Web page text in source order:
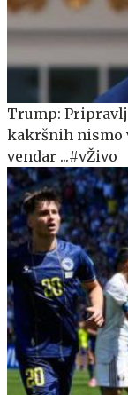
Trump:
kakršnih nismo
vendar ...#vŽivo